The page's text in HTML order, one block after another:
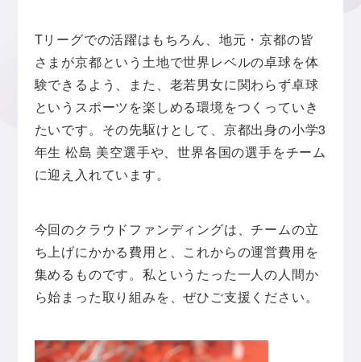
Tリーグでの活躍はもちろん、地元・京都の皆
さまが京都という土地で世界レベルの卓球を体
験できるよう、また、老若男女に関わらず卓球
というスポーツを楽しめる環境をつくっていき
たいです。その先駆けとして、京都出身の小学3
年生 松島 美空選手や、世界各国の選手をチーム
に迎え入れています。
今回のクラウドファンディングは、チームの立
ち上げにかかる費用と、これからの運営費用を
集めるものです。私というたった一人の人間か
ら始まった取り組みを、ぜひご支援ください。